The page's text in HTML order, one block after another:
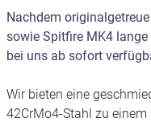
Nachdem
sowie Spitfire MK4
bei uns ab sofort
Wir bieten eine
42CrMo4-Stahl zu